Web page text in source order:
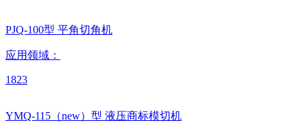
PJQ-100型 平角切角机
应用领域：
1823
YMQ-115（new）型 液压商标模切机